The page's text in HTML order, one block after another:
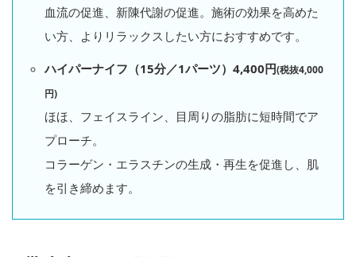
血流の促進、新陳代謝の促進。施術の効果を高めた
い方、よりリラックスしたい方におすすめです。
ハイパーナイフ（15分／1パーツ）4,400円(税抜4,000
円)
ほほ、フェイスライン、目周りの脂肪に短時間でア
プローチ。
コラーゲン・エラスチンの生成・再生を促進し、肌
を引き締めます。